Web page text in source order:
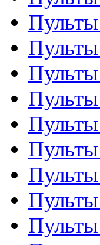
Пульты
Пульты